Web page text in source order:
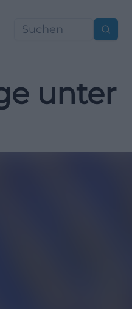
Suchen
unter